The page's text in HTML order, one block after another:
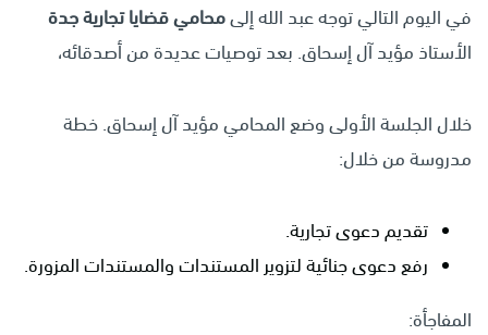
في اليوم التالي توجه عبد الله إلىمحامي قضايا تجارية جدة
الأستاذ مؤيد آل إسحاق. بعد توصيات عديدة من أصدقائه،
خلال الجلسة الأولى وضع المحامي مؤيد آل إسحاق. خطة
مدروسة من خلال:
تقديم دعوى تجارية.
رفع دعوى جنائية لتزوير المستندات والمستندات المزورة.
المفاجأة: